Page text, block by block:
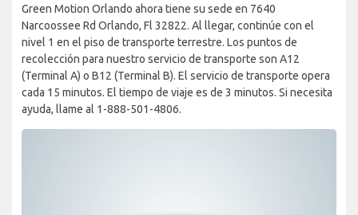
Green Motion Orlando ahora tiene su sede en 7640
Narcoossee Rd Orlando, Fl 32822. Al llegar, continúe con el
nivel 1 en el piso de transporte terrestre. Los puntos de
recolección para nuestro servicio de transporte son A12
(Terminal A) o B12 (Terminal B). El servicio de transporte opera
cada 15 minutos. El tiempo de viaje es de 3 minutos. Si necesita
ayuda, llame al 1-888-501-4806.